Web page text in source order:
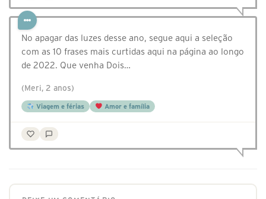
No apagar das luzes desse ano, segue aqui a seleção
com as 10 frases mais curtidas aqui na página ao longo
de 2022. Que venha Dois…
(Meri, 2 anos)
Viagem e férias Amor e família